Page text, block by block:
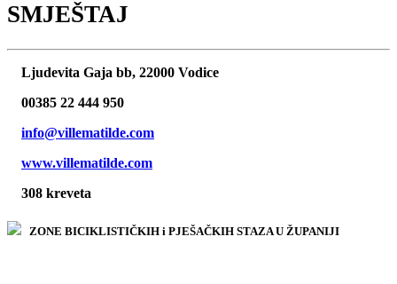
SMJEŠTAJ
Ljudevita Gaja bb, 22000 Vodice
00385 22 444 950
info@villematilde.com
www.villematilde.com
308 kreveta
ZONE BICIKLISTIČKIH i PJEŠAČKIH STAZA U ŽUPANIJI